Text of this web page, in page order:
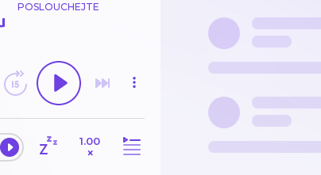
POSLOUCHEJTE
1.00
×